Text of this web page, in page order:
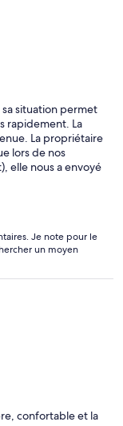
situation permet
rapidement. La
La propriétaire
lors de nos
elle nous a envoyé
très utile. Les
petite difficulté à
la propriétaire, est
le loyer est exigé
ne sont pas
uniquement
séjour !
Je note pour le
un moyen
confortable et la